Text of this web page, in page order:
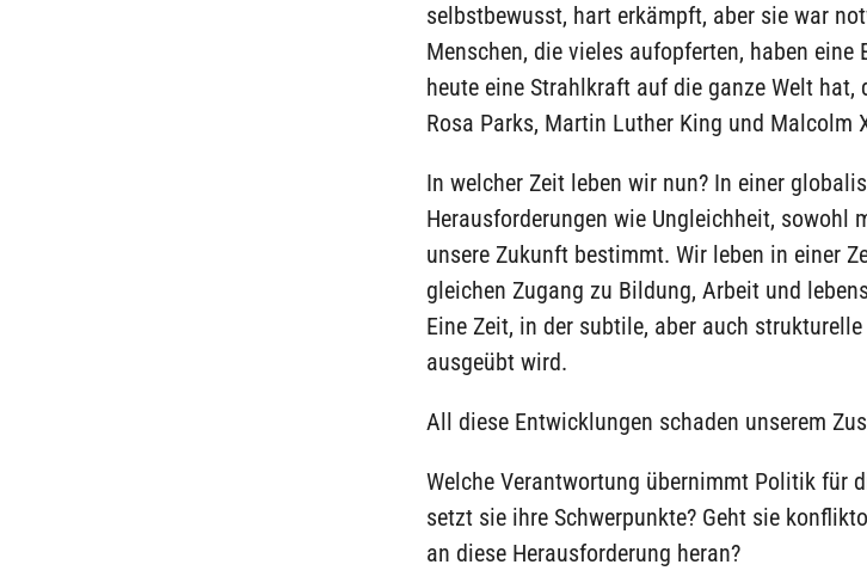
selbstbewusst, hart erkämpft, aber sie war
Menschen, die vieles aufopferten, haben
heute eine Strahlkraft auf die ganze Welt
Rosa Parks, Martin Luther King und Malcolm
In welcher Zeit leben wir nun? In einer
Herausforderungen wie Ungleichheit, sowohl
unsere Zukunft bestimmt. Wir leben in einer
gleichen Zugang zu Bildung, Arbeit und
Eine Zeit, in der subtile, aber auch
ausgeübt wird.
All diese Entwicklungen schaden unserem
Welche Verantwortung übernimmt Politik für
setzt sie ihre Schwerpunkte? Geht sie
an diese Herausforderung heran?